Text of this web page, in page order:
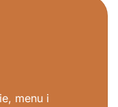
menu i